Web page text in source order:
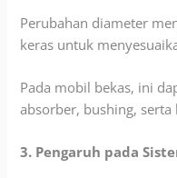
Perubahan diameter
keras untuk
Pada mobil bekas, ini
absorber, bushing, serta
3. Pengaruh pada